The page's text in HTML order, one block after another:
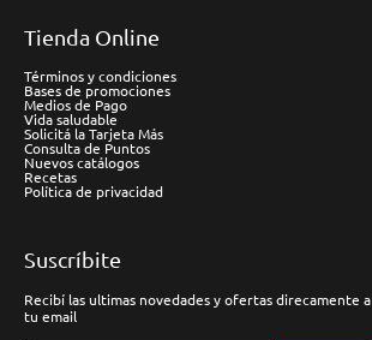
Tienda Online
Términos y condiciones
Bases de promociones
Medios de Pago
Vida saludable
Solicitá la Tarjeta Más
Consulta de Puntos
Nuevos catálogos
Recetas
Política de privacidad
Suscríbite
Recibí las ultimas novedades y ofertas direcamente a
tu email